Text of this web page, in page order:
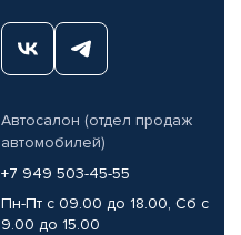
Автосалон (отдел продаж
автомобилей)
+7 949 503-45-55
Пн-Пт с 09.00 до 18.00, Сб с
9.00 до 15.00